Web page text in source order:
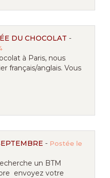
DU CHOCOLAT -
à Paris, nous
français/anglais. Vous
- Postée le
un BTM
envoyez votre